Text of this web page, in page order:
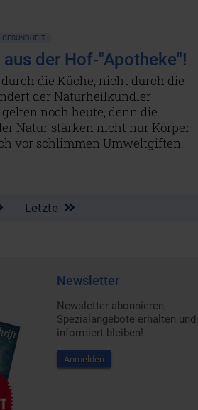
GESUNDHEIT
der Hof-"Apotheke"!
die Küche, nicht durch die
der Naturheilkundler
noch heute, denn die
Natur stärken nicht nur Körper
vor schlimmen Umweltgiften.
Letzte
Newsletter
Newsletter abonnieren,
Spezialangebote erhalten und
informiert bleiben!
Anmelden